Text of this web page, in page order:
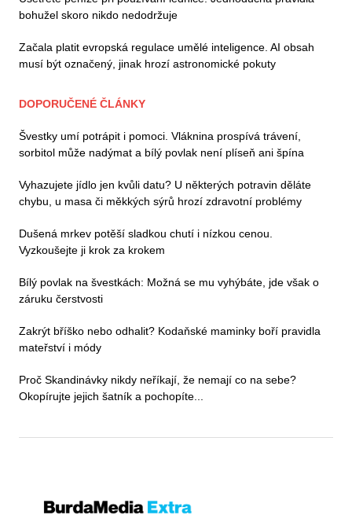
bohužel skoro nikdo nedodržuje
Začala platit evropská regulace umělé inteligence. AI obsah
musí být označený, jinak hrozí astronomické pokuty
DOPORUČENÉ ČLÁNKY
Švestky umí potrápit i pomoci. Vláknina prospívá trávení,
sorbitol může nadýmat a bílý povlak není plíseň ani špína
Vyhazujete jídlo jen kvůli datu? U některých potravin děláte
chybu, u masa či měkkých sýrů hrozí zdravotní problémy
Dušená mrkev potěší sladkou chutí i nízkou cenou.
Vyzkoušejte ji krok za krokem
Bílý povlak na švestkách: Možná se mu vyhýbáte, jde však o
záruku čerstvosti
Zakrýt bříško nebo odhalit? Kodaňské maminky boří pravidla
mateřství i módy
Proč Skandinávky nikdy neříkají, že nemají co na sebe?
Okopírujte jejich šatník a pochopíte...